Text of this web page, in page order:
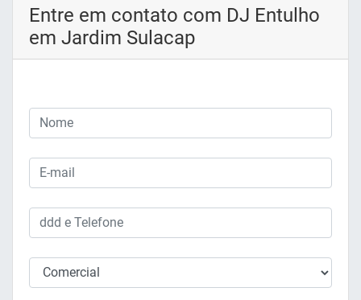
Entre em contato com DJ Entulho
em Jardim Sulacap